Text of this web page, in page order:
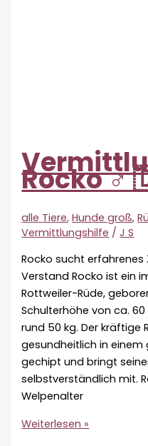
Rocko ♂
alle Tiere,Hunde groß,
Vermittlungshilfe /J S
Rocko sucht erfahrenes
Verstand Rocko ist ein
Rottweiler-Rüde,
Schulterhöhe von ca.
rund 50 kg. Der kräftige
gesundheitlich in
gechipt und bringt
selbstverständlich mit.
Welpenalter
Vermittlungshilfe-
Weiterlesen »